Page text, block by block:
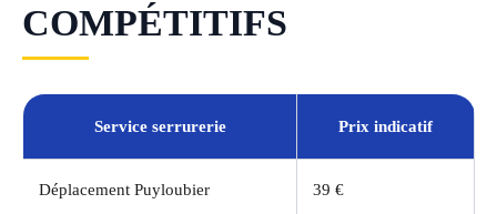
COMPÉTITIFS
Service serrurerie Prix indicatif
Déplacement Puyloubier 39 €